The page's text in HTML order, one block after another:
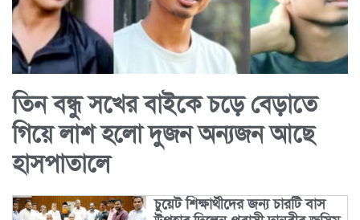
তিন বন্ধু সখের বাইকে চড়ে বেড়াতে
গিয়ে লাশ হলো দুজন অন্যজন আছে
হাসপাতালে
চুয়েট শিক্ষার্থীদের জন্য চারটি বাস